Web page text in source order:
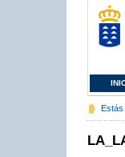
Estás